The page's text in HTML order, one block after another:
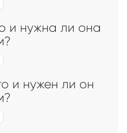
и нужна ли она
и нужен ли он